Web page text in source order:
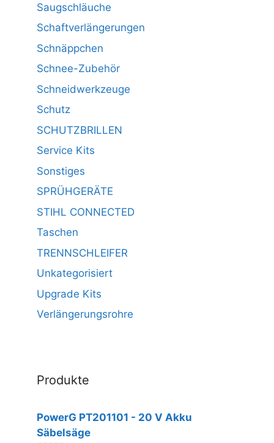
Saugschläuche
Schaftverlängerungen
Schnäppchen
Schnee-Zubehör
Schneidwerkzeuge
Schutz
SCHUTZBRILLEN
Service Kits
Sonstiges
SPRÜHGERÄTE
STIHL CONNECTED
Taschen
TRENNSCHLEIFER
Unkategorisiert
Upgrade Kits
Verlängerungsrohre
Produkte
PowerG PT201101 - 20 V Akku
Säbelsäge